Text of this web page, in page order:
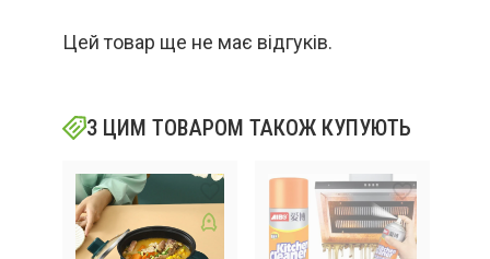
Цей товар ще не має відгуків.
З ЦИМ ТОВАРОМ ТАКОЖ КУПУЮТЬ